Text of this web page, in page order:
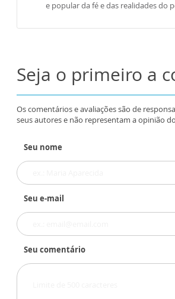
e popular da fé e das realidades do
Seja o primeiro a
Os comentários e avaliações são de
seus autores e não representam a opinião
Seu nome
Seu e-mail
Seu comentário